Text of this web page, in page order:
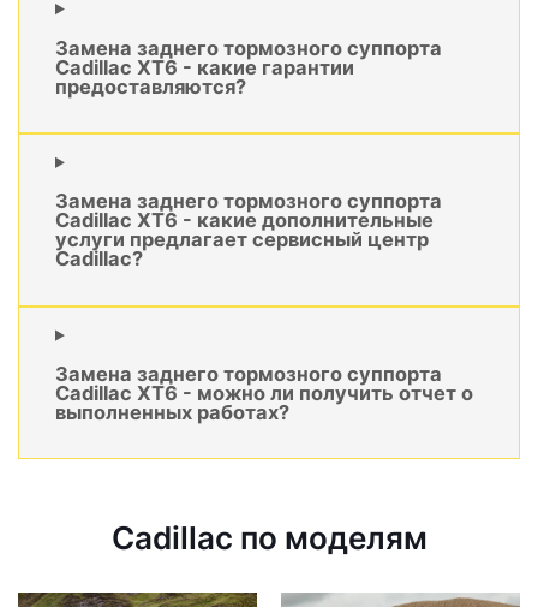
Замена заднего тормозного суппорта
Cadillac XT6 - какие гарантии
предоставляются?
Замена заднего тормозного суппорта
Cadillac XT6 - какие дополнительные
услуги предлагает сервисный центр
Cadillac?
Замена заднего тормозного суппорта
Cadillac XT6 - можно ли получить отчет о
выполненных работах?
Cadillac по моделям